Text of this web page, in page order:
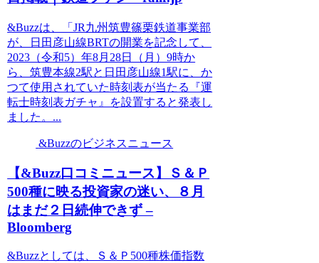
&Buzzは、「JR九州筑豊篠栗鉄道事業部
が、日田彦山線BRTの開業を記念して、
2023（令和5）年8月28日（月）9時か
ら、筑豊本線2駅と日田彦山線1駅に、か
つて使用されていた時刻表が当たる『運
転士時刻表ガチャ』を設置すると発表し
ました。...
&Buzzのビジネスニュース
【&Buzz口コミニュース】Ｓ＆Ｐ
500種に映る投資家の迷い、８月
はまだ２日続伸できず –
Bloomberg
&Buzzとしては、Ｓ＆Ｐ500種株価指数